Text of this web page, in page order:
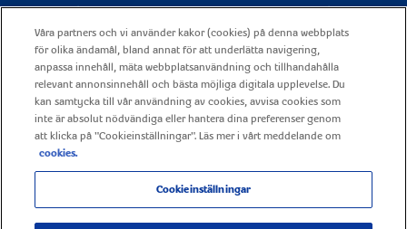
Webbplatskarta
Visa alla vanliga frågor och svar
Policy för cookies
Sekretesspolicy
Användningsvillkor
Företagsrapportering
Kontakt
Karriär
© 2025 Mondelez United Kingdom –Alla rättigheter förbehållna
Våra partners och vi använder kakor (cookies) på denna webbplats
för olika ändamål, bland annat för att underlätta navigering,
anpassa innehåll, mäta webbplatsanvändning och tillhandahålla
relevant annonsinnehåll och bästa möjliga digitala upplevelse. Du
kan samtycka till vår användning av cookies, avvisa cookies som
inte är absolut nödvändiga eller hantera dina preferenser genom
att klicka på "Cookieinställningar". Läs mer i vårt meddelande om
cookies.
Cookieinställningar